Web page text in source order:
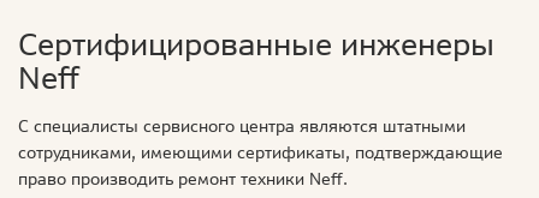
Сертифицированные инженеры
Neff
С специалисты сервисного центра являются штатными
сотрудниками, имеющими сертификаты, подтверждающие
право производить ремонт техники Neff.